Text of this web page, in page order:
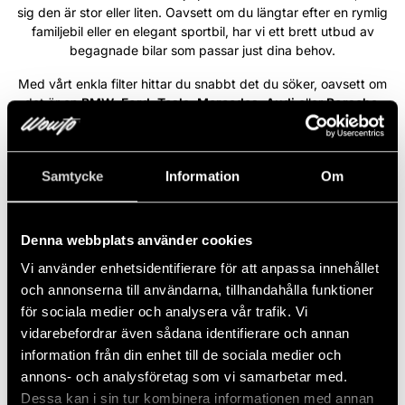
Samtycke Information Om
Denna webbplats använder cookies
Vi använder enhetsidentifierare för att anpassa innehållet
och annonserna till användarna, tillhandahålla funktioner
för sociala medier och analysera vår trafik. Vi
vidarebefordrar även sådana identifierare och annan
information från din enhet till de sociala medier och
annons- och analysföretag som vi samarbetar med.
Dessa kan i sin tur kombinera informationen med annan
sig den är stor eller liten. Oavsett om du längtar efter en rymlig
familjebil eller en elegant sportbil, har vi ett brett utbud av
begagnade bilar som passar just dina behov.
Med vårt enkla filter hittar du snabbt det du söker, oavsett om
det är enBMW,Ford,Tesla,Mercedes,AudiellerPorsche.
Varje bil i vårt sortiment är ett steg närmare din bildröm. På
Wowto är vi engagerade i att förverkliga din dröm – vi ser varje
bildröm till en del av din vardag.
NYINKOMMEN
BMW X1 xDrive20i Automat Sport
Line / Dragkrok / 1 Ägare
2016 Automat Bensin 13 461 Mil 192 HK Fyrhjulsdriven
2 063 kr/mån